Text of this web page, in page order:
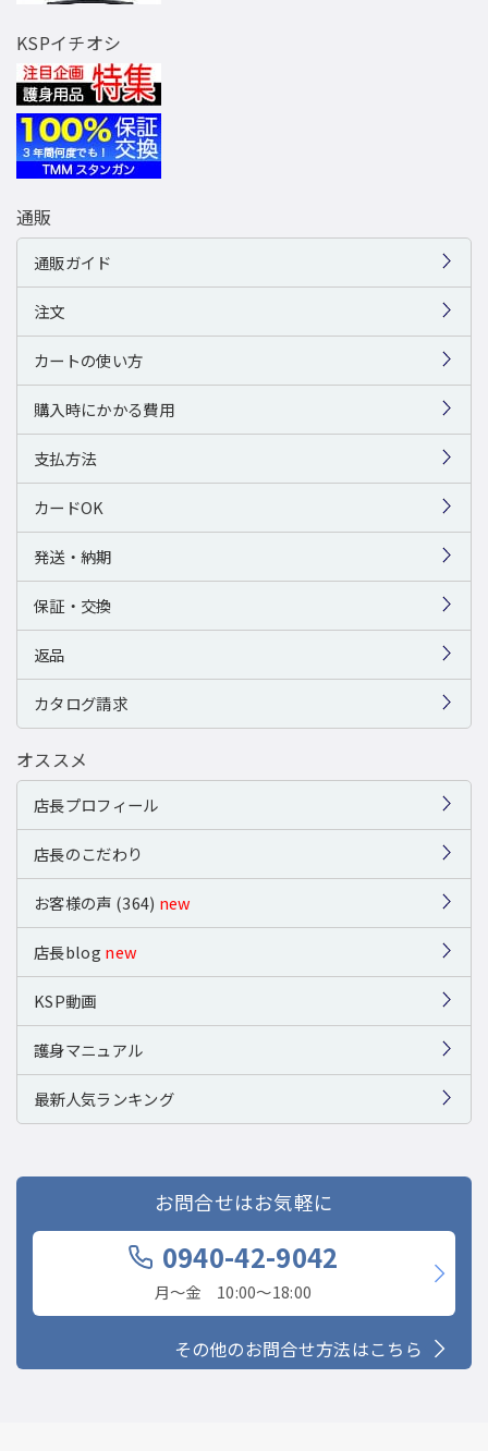
KSPイチオシ
通販
通販ガイド
注文
カートの使い方
購入時にかかる費用
支払方法
カードOK
発送・納期
保証・交換
返品
カタログ請求
オススメ
店長プロフィール
店長のこだわり
お客様の声 (364) new
店長blog new
KSP動画
護身マニュアル
最新人気ランキング
お問合せはお気軽に
0940-42-9042
月〜金 10:00〜18:00
その他のお問合せ方法はこちら